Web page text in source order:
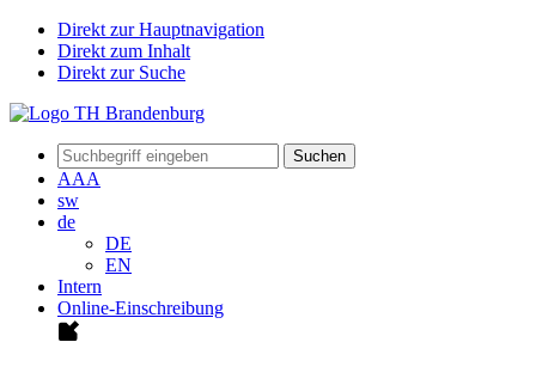
Direkt zur Hauptnavigation
Direkt zum Inhalt
Direkt zur Suche
Suchen
AAA
sw
de
DE
EN
Intern
Online-Einschreibung